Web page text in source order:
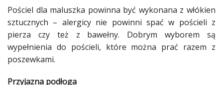
Pościel dla maluszka powinna być wykonana z włókien
sztucznych – alergicynie powinni spać w pościeli z
pierza czy też z bawełny. Dobrym wyborem są
wypełnienia do pościeli, które można prać razem z
poszewkami.
Przyjazna podłoga